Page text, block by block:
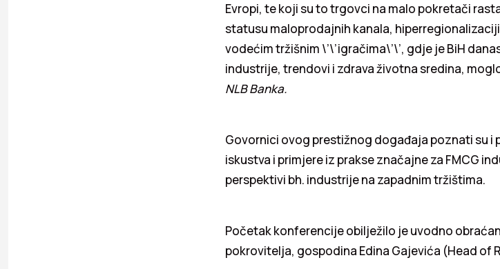
Evropi, te koji su to trgovci na malo pokretači
statusu maloprodajnih kanala,
vodećim tržišnim \’\’igračima\’\’, gdje je BiH
industrije, trendovi i zdrava životna sredina,
NLB Banka.
Govornici ovog prestižnog događaja poznati su i
iskustva i primjere iz prakse značajne za FMCG
perspektivi bh. industrije na zapadnim tržištima.
Početak konferencije obilježilo je uvodno
pokrovitelja, gospodina Edina Gajevića (Head of